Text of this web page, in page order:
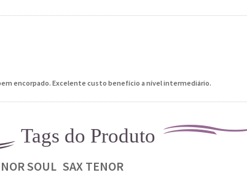
encorpado. Excelente custo benefício a nível intermediário.
Tags do Produto
SOUL SAX TENOR